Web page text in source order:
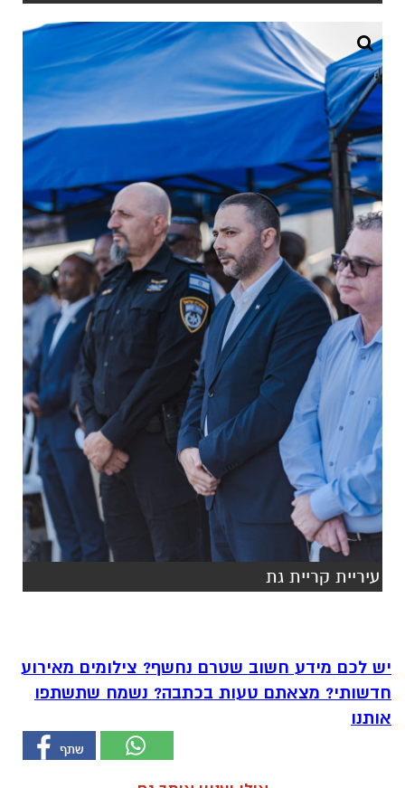
עיריית קריית גת
יש לכם מידע חשוב שטרם נחשף? צילומים מאירוע
חדשותי? מצאתם טעות בכתבה? נשמח שתשתפו
אותנו